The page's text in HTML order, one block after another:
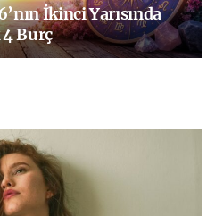
İkinci Yarısında
Burç